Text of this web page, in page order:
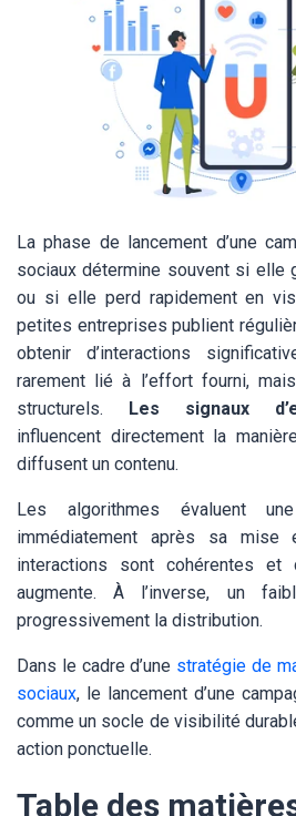
La phase de lancement d’une
sociaux détermine souvent si elle
ou si elle perd rapidement en
petites entreprises publient
obtenir d’interactions
rarement lié à l’effort fourni,
structurels.
Les signaux
influencent directement la
diffusent un contenu.
Les algorithmes évaluent
immédiatement après sa mise
interactions sont cohérentes et
augmente. À l’inverse, un
progressivement la distribution.
Dans le cadre d’une stratégie de
sociaux, le lancement d’une
comme un socle de visibilité
action ponctuelle.
Table des